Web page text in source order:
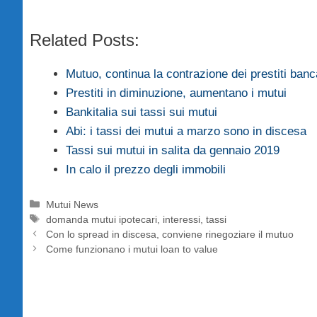
Related Posts:
Mutuo, continua la contrazione dei prestiti
Prestiti in diminuzione, aumentano i mutui
Bankitalia sui tassi sui mutui
Abi: i tassi dei mutui a marzo sono in discesa
Tassi sui mutui in salita da gennaio 2019
In calo il prezzo degli immobili
Categorie
Mutui News
Tag
domanda mutui ipotecari interessi ,tassi
Con lo spread in discesa, conviene rinegoziare il mutuo
Come funzionano i mutui loan to value